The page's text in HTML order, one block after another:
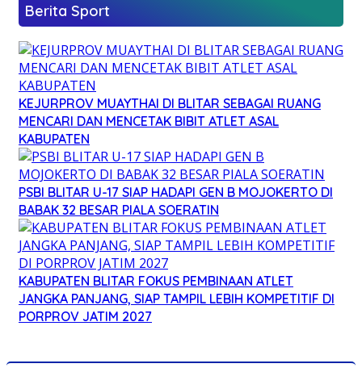
Berita Sport
KEJURPROV MUAYTHAI DI BLITAR SEBAGAI RUANG
MENCARI DAN MENCETAK BIBIT ATLET ASAL
KABUPATEN
PSBI BLITAR U-17 SIAP HADAPI GEN B MOJOKERTO DI
BABAK 32 BESAR PIALA SOERATIN
KABUPATEN BLITAR FOKUS PEMBINAAN ATLET
JANGKA PANJANG, SIAP TAMPIL LEBIH KOMPETITIF DI
PORPROV JATIM 2027